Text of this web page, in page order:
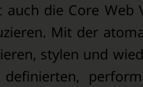
die Core Web
Mit der
stylen und